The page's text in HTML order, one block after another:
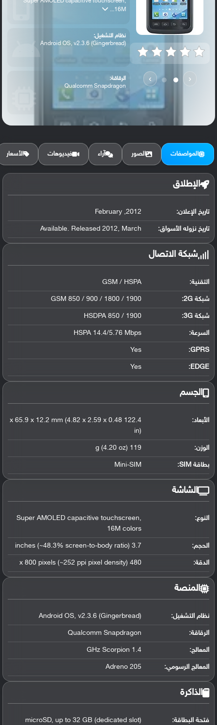
‹
›
16M...
نظام التشغيل:
Android OS, v2.3.6 (Gingerbread)
الرقاقة:
Qualcomm Snapdragon
الرام / التخزين:
المواصفات الصور آراء فيديوهات الأسعار
الإطلاق
تاريخ الإعلان: 2012, February
تاريخ نزوله الأسواق: Available. Released 2012, March
شبكة الاتصال
التقنية: GSM / HSPA
شبكة 2G: GSM 850 / 900 / 1800 / 1900
شبكة 3G :
HSDPA 850 / 1900
السرعة: HSPA 14.4/5.76 Mbps
GPRS:
Yes
EDGE:
Yes
الجسم
الأبعاد:
122.4 x 65.9 x 12.2 mm (4.82 x 2.59 x 0.48
in)
الوزن: 119 g (4.20 oz)
بطاقة SIM: Mini-SIM
الشاشة
النوع:
Super AMOLED capacitive touchscreen,
16M colors
الحجم: 3.7 inches (~48.3% screen-to-body ratio)
الدقة: 480 x 800 pixels (~252 ppi pixel density)
المنصة
نظام التشغيل:
Android OS, v2.3.6 (Gingerbread)
الرقاقة:
Qualcomm Snapdragon
المعالج:
1.4 GHz Scorpion
المعالج الرسومي:
Adreno 205
الذاكرة
فتحة البطاقة: microSD, up to 32 GB (dedicated slot)